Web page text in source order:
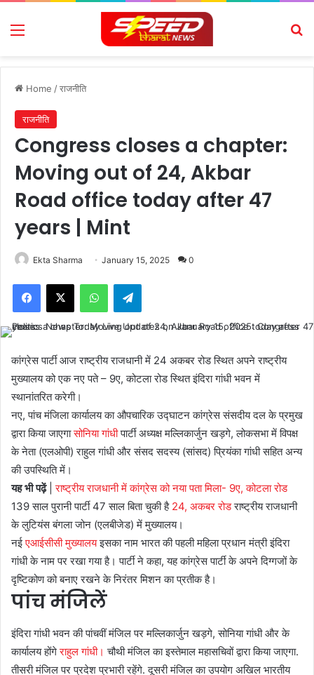
Menu
Home /राजनीति
राजनीति
Congress closes a chapter:
Moving out of 24, Akbar
Road office today after 47
years | Mint
Ekta Sharma January 15, 2025 0
Facebook
X WhatsAppTelegram
कांग्रेस पार्टी आज राष्ट्रीय राजधानी में 24 अकबर रोड स्थित अपने राष्ट्रीय
मुख्यालय को एक नए पते – 9ए, कोटला रोड स्थित इंदिरा गांधी भवन में
स्थानांतरित करेगी।
नए, पांच मंजिला कार्यालय का औपचारिक उद्घाटन कांग्रेस संसदीय दल के प्रमुख
द्वारा किया जाएगासोनिया गांधीपार्टी अध्यक्ष मल्लिकार्जुन खड़गे, लोकसभा में विपक्ष
के नेता (एलओपी) राहुल गांधी और संसद सदस्य (सांसद) प्रियंका गांधी सहित अन्य
की उपस्थिति में।
यह भी पढ़ें
राष्ट्रीय राजधानी में कांग्रेस को नया पता मिला- 9ए, कोटला रोड
139 साल पुरानी पार्टी 47 साल बिता चुकी है 24, अकबर रोडराष्ट्रीय राजधानी
के लुटियंस बंगला जोन (एलबीजेड) में मुख्यालय।
नईएआईसीसी मुख्यालय इसका नाम भारत की पहली महिला प्रधान मंत्री इंदिरा
गांधी के नाम पर रखा गया है। पार्टी ने कहा, यह कांग्रेस पार्टी के अपने दिग्गजों के
दृष्टिकोण को बनाए रखने के निरंतर मिशन का प्रतीक है।
पांच मंजिलें
इंदिरा गांधी भवन की पांचवीं मंजिल पर मल्लिकार्जुन खड़गे, सोनिया गांधी और के
कार्यालय होंगेराहुल गांधी। चौथी मंजिल का इस्तेमाल महासचिवों द्वारा किया जाएगा.
तीसरी मंजिल पर प्रदेश प्रभारी रहेंगे. दूसरी मंजिल का उपयोग अखिल भारतीय